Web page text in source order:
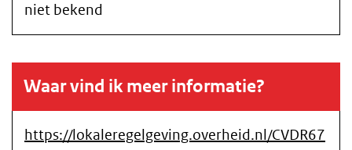
niet bekend
Waar vind ik meer informatie?
https://lokaleregelgeving.overheid.nl/CVDR67